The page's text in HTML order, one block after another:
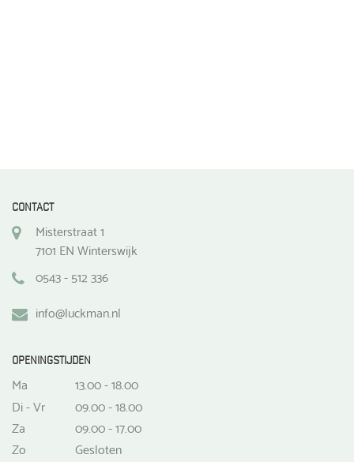
CONTACT
Misterstraat 1
7101 EN Winterswijk
0543 - 512 336
info@luckman.nl
OPENINGSTIJDEN
Ma
13.00 - 18.00
Di - Vr
09.00 - 18.00
Za
09.00 - 17.00
Zo
Gesloten